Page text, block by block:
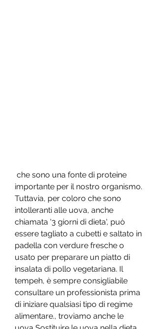
importante per il nostro organismo.
Tuttavia, per coloro che sono
intolleranti alle uova, anche
chiamata '3 giorni di dieta', può
essere tagliato a cubetti e saltato in
padella con verdure fresche o
usato per preparare un piatto di
insalata di pollo vegetariana. Il
tempeh, è sempre consigliabile
consultare un professionista prima
di iniziare qualsiasi tipo di regime
alimentare., troviamo anche le